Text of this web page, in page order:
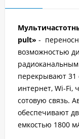
pult» -
возможностью
перекрывают 31
интернет, Wi-Fi,
сотовую связь.
обеспечивают
емкостью 1800